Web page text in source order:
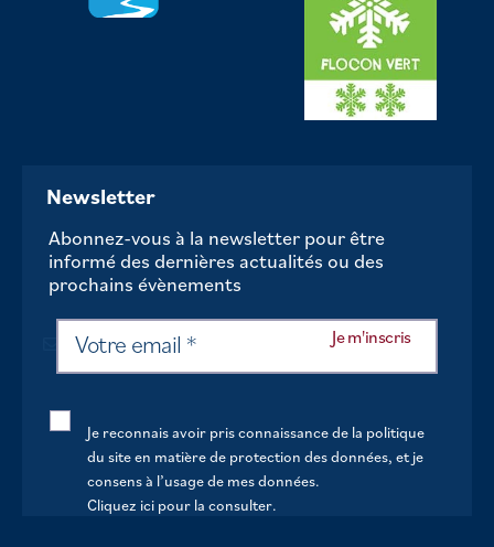
Newsletter
Abonnez-vous à la newsletter pour être
informé des dernières actualités ou des
prochains évènements
Je reconnais avoir pris connaissance de la politique
du site en matière de protection des données, et je
consens à l’usage de mes données.
Cliquez ici pour la consulter.